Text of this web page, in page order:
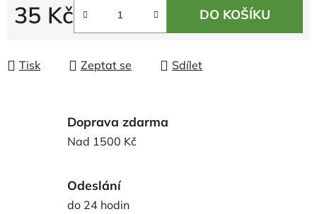
35 Kč
Měrná cena:
DO KOŠÍKU
Tisk Zeptat se Sdílet
Doprava zdarma
Nad 1500 Kč
Odeslání
do 24 hodin